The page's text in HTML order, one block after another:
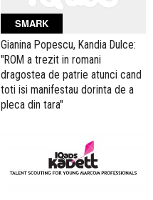
SMARK
Gianina Popescu, Kandia Dulce:
"ROM a trezit in romani
dragostea de patrie atunci cand
toti isi manifestau dorinta de a
pleca din tara"